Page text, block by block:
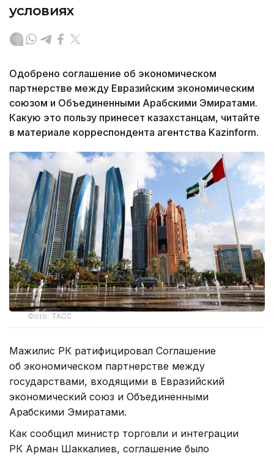
условиях
Одобрено соглашение об экономическом
партнерстве между Евразийским экономическим
союзом и Объединенными Арабскими Эмиратами.
Какую это пользу принесет казахстанцам, читайте
в материале корреспондента агентства Kazinform.
Фото: ТАСС
Мажилис РК ратифицировал Соглашение
об экономическом партнерстве между
государствами, входящими в Евразийский
экономический союз и Объединенными
Арабскими Эмиратами.
Как сообщил министр торговли и интеграции
РК Арман Шаккалиев, соглашение было